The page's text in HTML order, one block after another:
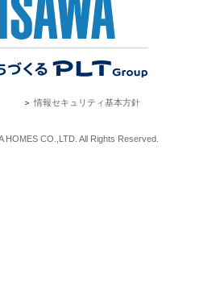
＞情報セキュリティ基本方針
HOMES CO.,LTD. All Rights Reserved.